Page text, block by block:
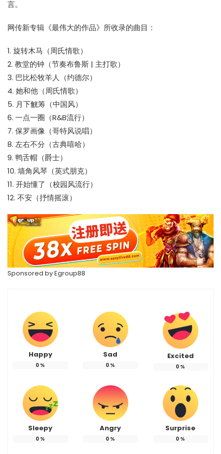
言。
网传新专辑《最伟大的作品》所收录的曲目：
1. 旋转木马（周氏情歌）
2. 教堂的钟（节奏布鲁斯 | 主打歌）
3. 巴比松牧羊人（约德尔）
4. 她和他（周氏情歌）
5. 月下觥筹（中国风）
6. 一点一圈（R&B流行）
7. 保罗画像（哥特风说唱）
8. 左右不分（古典嘻哈）
9. 鸭舌帽（爵士）
10. 墙角风琴（英式朋克）
11. 开始懂了（校园风流行）
12. 不安（抒情摇滚）
Sponsored byEgroup88
Happy
0 %
Sad
0 %
Excited
0 %
Sleepy
0 %
Angry
0 %
Surprise
0 %